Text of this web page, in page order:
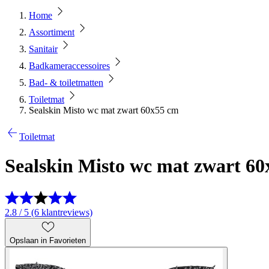
Home
Assortiment
Sanitair
Badkameraccessoires
Bad- & toiletmatten
Toiletmat
Sealskin Misto wc mat zwart 60x55 cm
Toiletmat
Sealskin Misto wc mat zwart
2.8 / 5 (6 klantreviews)
Opslaan in Favorieten